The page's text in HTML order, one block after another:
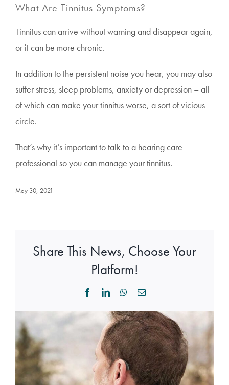
What Are Tinnitus Symptoms?
Tinnitus can arrive without warning and disappear again,
or it can be more chronic.
In addition to the persistent noise you hear, you may also
suffer stress, sleep problems, anxiety or depression – all
of which can make your tinnitus worse, a sort of vicious
circle.
That’s why it’s important to talk to a hearing care
professional so you can manage your tinnitus.
May 30, 2021
Share This News, Choose Your
Platform!
FacebookLinkedInWhatsApp
Email
View
Larger
Image